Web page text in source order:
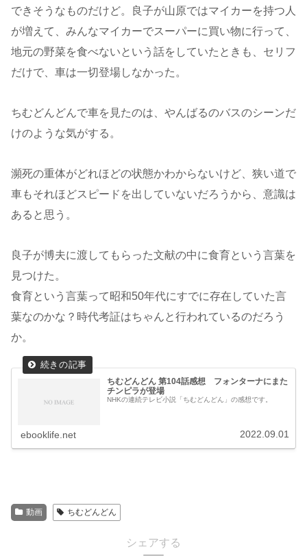
できそうなものだけど。良子が山原ではマイカーを持つ人
が増えて、みんなマイカーでスーパーに買い物に行って、
地元の野菜を食べないという話をしていたときも、セリフ
だけで、車は一切登場しなかった。
ちむどんどんで車を見たのは、やんばるのバスのシーンだ
けのような気がする。
瀕死の重体がどれほどの状態かわからないけど、狭い道で
車もそれほどスピードを出していないだろうから、意識は
あると思う。
良子が博夫に渡してもらった文献の中に食育という言葉を
見つけた。
食育という言葉って昭和50年代にすでに存在していた言
葉なのかな？時代考証はちゃんと行われているのだろう
か。
ちむどんどん 第104話感想 フォンターナにまた
チンピラが登場
NHKの連続テレビ小説「ちむどんどん」の感想です。
ebooklife.net 2022.09.01
動画 ちむどんどん
シェアする